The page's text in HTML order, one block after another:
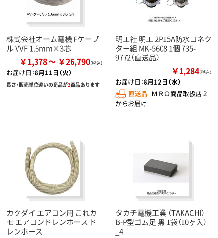
株式会社オーム電機 Fケーブ
ル VVF 1.6mm×3芯
￥1,378 ￥26,790
お届け日：8月11日（火）
長さ・販売単位違いの商品が3商品あります
明工社 明工 2P15A防水コネク
ター組 MK-5608 1個 735-
9772（直送品）
￥1,284（税込）
お届け日：8月12日（水）
直送品 ＭＲＯ商品取扱店２
からお届け
カクダイ エアコン用 これカ
モ エアコンドレンホース ド
レンホース
タカチ電機工業 （TAKACHI）
B-P型ゴム足 黒 1袋（10ヶ入）
_4